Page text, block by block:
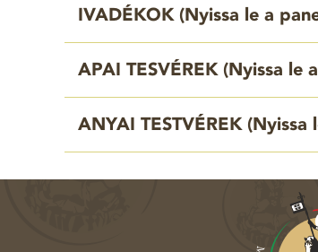
IVADÉKOK ( Nyissa le a
APAI TESVÉREK ( Nyissa le
ANYAI TESTVÉREK (